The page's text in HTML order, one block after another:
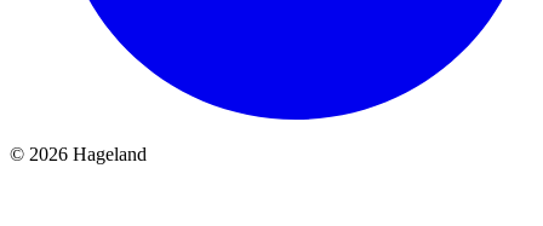
© 2026 Hageland